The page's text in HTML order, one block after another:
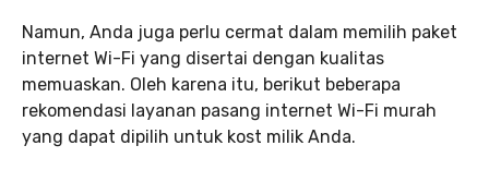
Namun, Anda juga perlu cermat dalam memilih paket
internet Wi-Fi yang disertai dengan kualitas
memuaskan. Oleh karena itu, berikut beberapa
rekomendasi layanan pasang internet Wi-Fi murah
yang dapat dipilih untuk kost milik Anda.